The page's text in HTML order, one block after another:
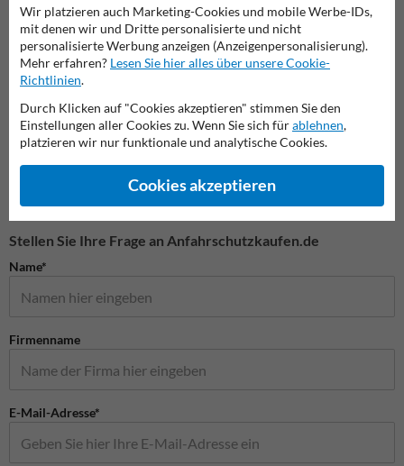
Flexible Poller
Stellen Sie Ihre Frage an Anfahrschutzkaufen.de
Name*
Firmenname
E-Mail-Adresse*
Wir platzieren auch Marketing-Cookies und mobile Werbe-IDs,
mit denen wir und Dritte personalisierte und nicht
personalisierte Werbung anzeigen (Anzeigenpersonalisierung).
Mehr erfahren? Lesen Sie hier alles über unsere Cookie-
Richtlinien.
Durch Klicken auf "Cookies akzeptieren" stimmen Sie den
Einstellungen aller Cookies zu. Wenn Sie sich fürablehnen,
platzieren wir nur funktionale und analytische Cookies.
Cookies akzeptieren